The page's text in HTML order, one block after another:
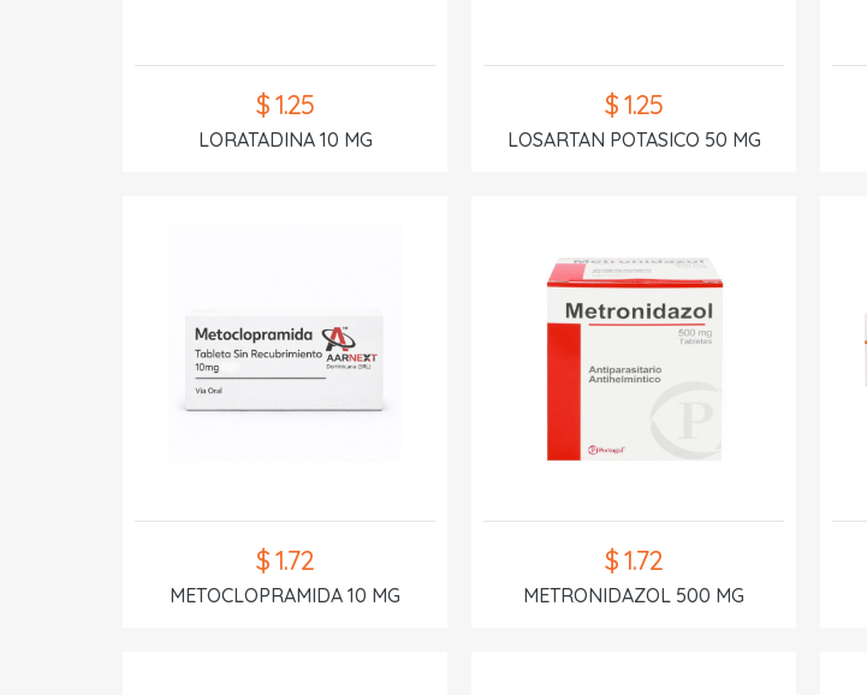
$ 1.25
LORATADINA 10 MG
$ 1.25
LOSARTAN POTASICO 50 MG
$ 1.72
METOCLOPRAMIDA 10 MG
$ 1.72
METRONIDAZOL 500 MG